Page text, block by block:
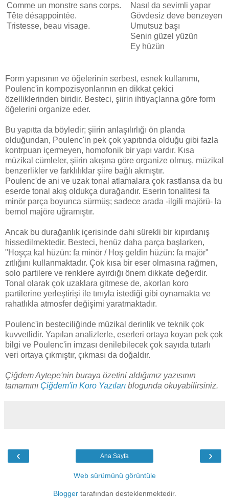
Comme un monstre sans corps.
Tête désappointée.
Tristesse, beau visage.
Nasıl da sevimli yapar
Gövdesiz deve benzeyen
Umutsuz başı
Senin güzel yüzün
Ey hüzün
Form yapısının ve öğelerinin serbest, esnek kullanımı,
Poulenc'in kompozisyonlarının en dikkat çekici
özelliklerinden biridir. Besteci, şiirin ihtiyaçlarına göre form
öğelerini organize eder.
Bu yapıtta da böyledir; şiirin anlaşılırlığı ön planda
olduğundan, Poulenc'in pek çok yapıtında olduğu gibi fazla
kontrpuan içermeyen, homofonik bir yapı vardır. Kısa
müzikal cümleler, şiirin akışına göre organize olmuş, müzikal
benzerlikler ve farklılıklar şiire bağlı akmıştır.
Poulenc'de ani ve uzak tonal atlamalara çok rastlansa da bu
eserde tonal akış oldukça durağandır. Eserin tonalitesi fa
minör parça boyunca sürmüş; sadece arada -ilgili majörü- la
bemol majöre uğramıştır.
Ancak bu durağanlık içerisinde dahi sürekli bir kıpırdanış
hissedilmektedir. Besteci, henüz daha parça başlarken,
"Hoşça kal hüzün: fa minör / Hoş geldin hüzün: fa majör"
zıtlığını kullanmaktadır. Çok kısa bir eser olmasına rağmen,
solo partilere ve renklere ayırdığı önem dikkate değerdir.
Tonal olarak çok uzaklara gitmese de, akorları koro
partilerine yerleştirişi ile tınıyla istediği gibi oynamakta ve
rahatlıkla atmosfer değişimi yaratmaktadır.
Poulenc'in besteciliğinde müzikal derinlik ve teknik çok
kuvvetlidir. Yapılan analizlerle, eserleri ortaya koyan pek çok
bilgi ve Poulenc'in imzası denilebilecek çok sayıda tutarlı
veri ortaya çıkmıştır, çıkması da doğaldır.
Çiğdem Aytepe'nin buraya özetini aldığımız yazısının
tamamını Çiğdem'in Koro Yazıları blogunda okuyabilirsiniz.
‹ ›
Ana Sayfa
Web sürümünü görüntüle
Bloggertarafından desteklenmektedir.